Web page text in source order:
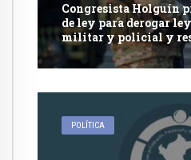
Congresista Holguín
de ley para derogar
militar y policial y
competencia de
POLÍTICA